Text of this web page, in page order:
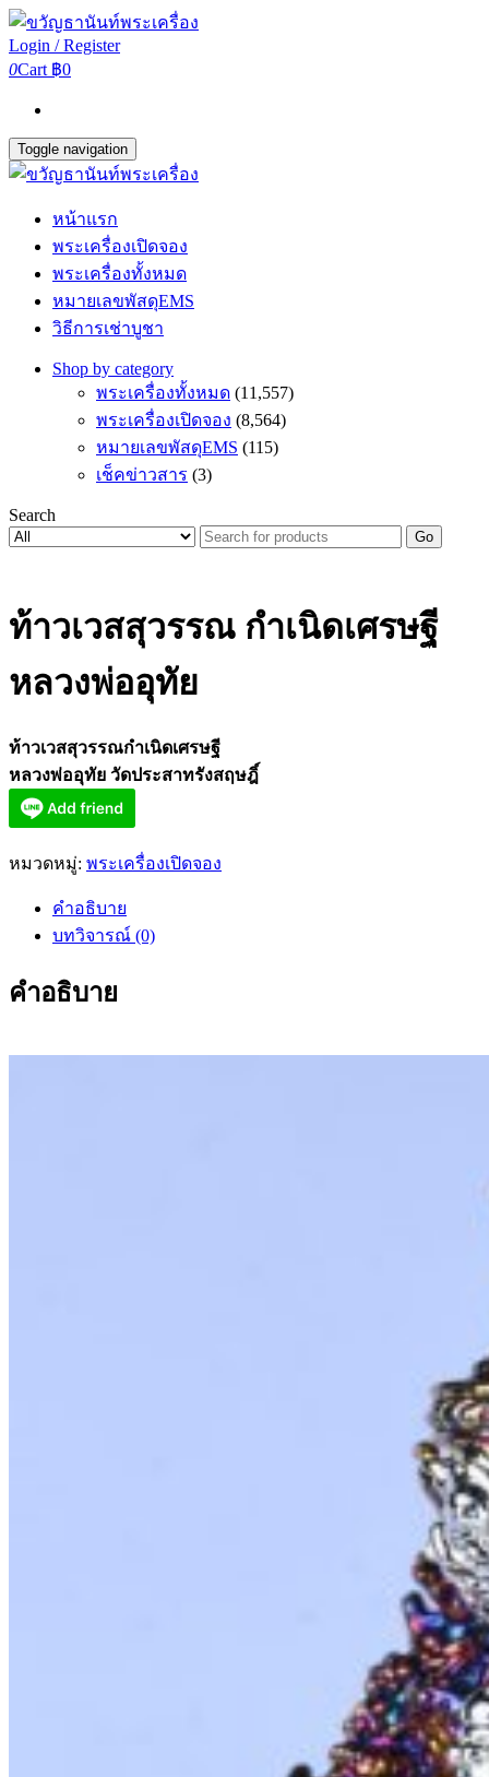
Login / Register
0Cart ฿0
Toggle navigation
หน้าแรก
พระเครื่องเปิดจอง
พระเครื่องทั้งหมด
หมายเลขพัสดุEMS
วิธีการเช่าบูชา
Shop by category
พระเครื่องทั้งหมด (11,557)
พระเครื่องเปิดจอง (8,564)
หมายเลขพัสดุEMS (115)
เช็คข่าวสาร (3)
Search
Go
ท้าวเวสสุวรรณ กำเนิดเศรษฐี
หลวงพ่ออุทัย
ท้าวเวสสุวรรณกำเนิดเศรษฐี
หลวงพ่ออุทัย วัดประสาทรังสฤษฎิ์
หมวดหมู่: พระเครื่องเปิดจอง
คำอธิบาย
บทวิจารณ์ (0)
คำอธิบาย